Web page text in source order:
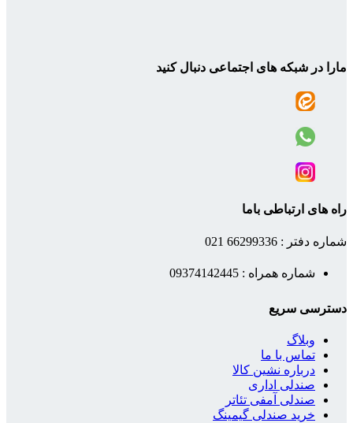
مارا در شبکه های اجتماعی دنبال کنید
راه های ارتباطی باما
شماره دفتر : 66299336 021
شماره همراه : 09374142445
دسترسی سریع
وبلاگ
تماس با ما
درباره نشین کالا
صندلی اداری
صندلی آمفی تئاتر
خرید صندلی گیمینگ